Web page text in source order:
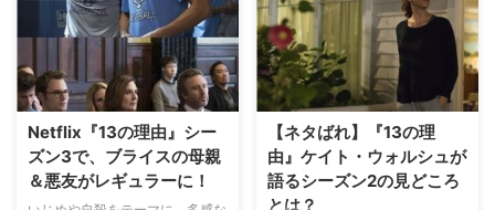
迫ったり、友達や恋人、家族との
関係に悩む姿を描く青春"ゴシッ
プ"ミステリー『リバーデイ
ル』。同作のヒロインであるベテ
ィ役を演じているのはリリ・ライ
ンハートだが、実はこの役、いじ
めや自殺をテーマに描くNetflixオ
リジナルシリーズ…
作『13の理由』。同作で、自殺
を図った高校生ハンナ・ベイカー
を演じるキャサリン・ラングフォ
ードが再びNetflixとタッグを混む
ことになった。米Hollywood
Reporterなど複数のメディアが報
じている。 【関連記事】
『GOTHAM/ゴッサム』…
Netflix『13の理由』シー
ズン3で、ブライスの母親
＆悪友がレギュラーに！
【ネタばれ】『13の理
由』ケイト・ウォルシュが
語るシーズン2の見どころ
とは？